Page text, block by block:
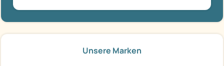
Unsere Marken